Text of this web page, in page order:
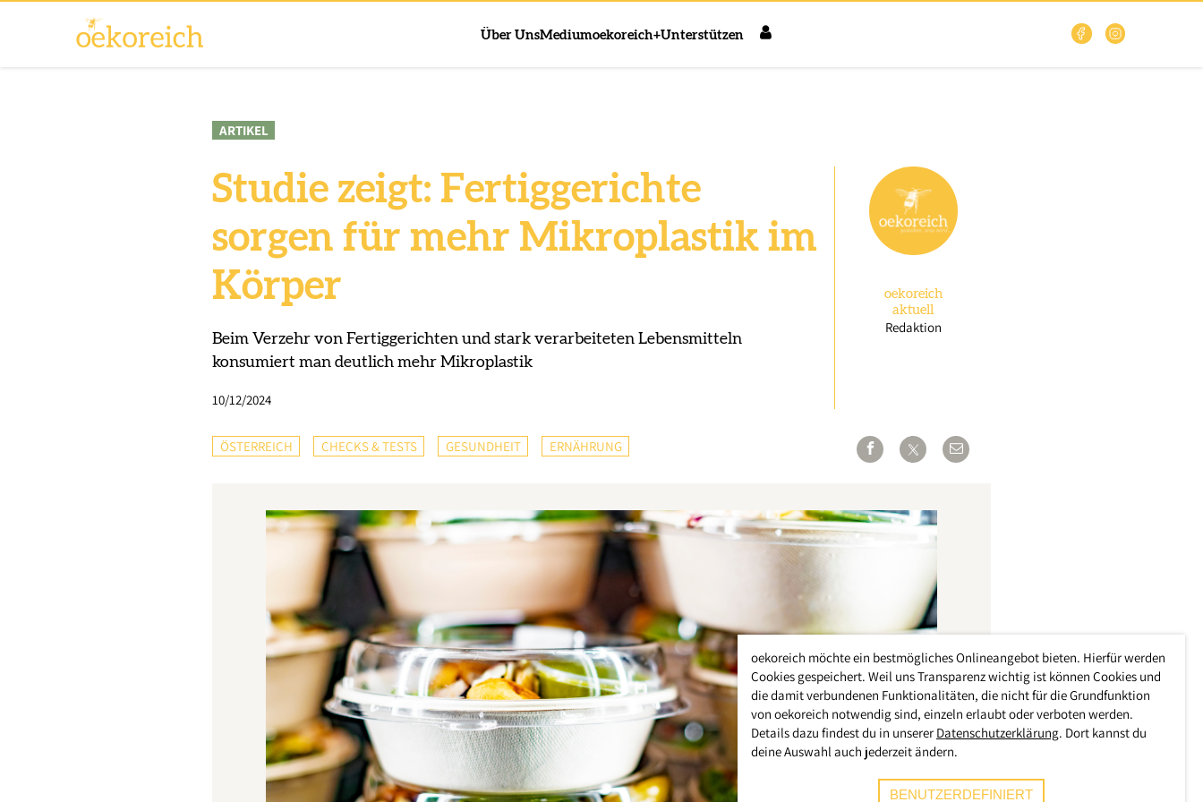
Über UnsMediumoekoreich+Unterstützen
ARTIKEL
Studie zeigt: Fertiggerichte
sorgen für mehr Mikroplastik im
Körper
Beim Verzehr von Fertiggerichten und stark verarbeiteten Lebensmitteln
konsumiert man deutlich mehr Mikroplastik
10/12/2024
oekoreich
aktuell
Redaktion
ÖSTERREICH CHECKS & TESTS GESUNDHEIT ERNÄHRUNG
oekoreich möchte ein bestmögliches Onlineangebot bieten. Hierfür werden
Cookies gespeichert. Weil uns Transparenz wichtig ist können Cookies und
die damit verbundenen Funktionalitäten, die nicht für die Grundfunktion
von oekoreich notwendig sind, einzeln erlaubt oder verboten werden.
Details dazu findest du in unserer Datenschutzerklärung. Dort kannst du
deine Auswahl auch jederzeit ändern.
BENUTZERDEFINIERT